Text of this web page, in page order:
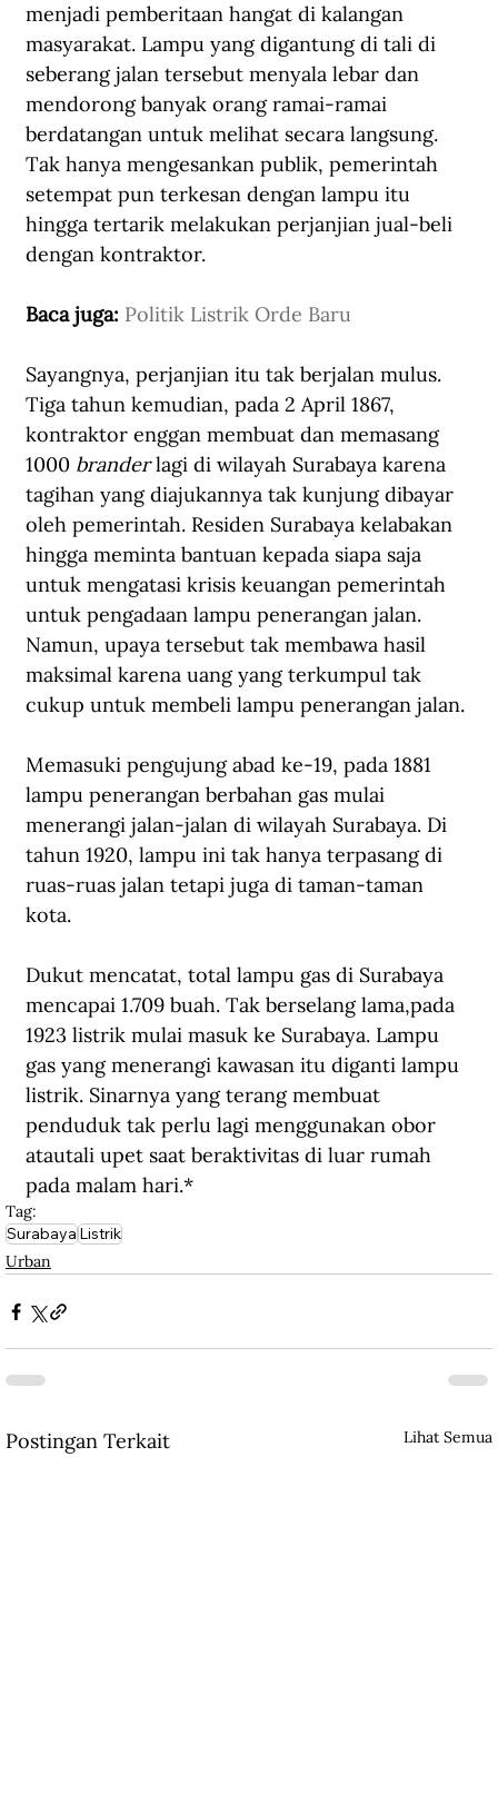
menjadi pemberitaan hangat di kalangan
masyarakat. Lampu yang digantung di tali di
seberang jalan tersebut menyala lebar dan
mendorong banyak orang ramai-ramai
berdatangan untuk melihat secara langsung.
Tak hanya mengesankan publik, pemerintah
setempat pun terkesan dengan lampu itu
hingga tertarik melakukan perjanjian jual-beli
dengan kontraktor.
Baca juga: Politik Listrik Orde Baru
Sayangnya, perjanjian itu tak berjalan mulus.
Tiga tahun kemudian, pada 2 April 1867,
kontraktor enggan membuat dan memasang
1000 brander lagi di wilayah Surabaya karena
tagihan yang diajukannya tak kunjung dibayar
oleh pemerintah. Residen Surabaya kelabakan
hingga meminta bantuan kepada siapa saja
untuk mengatasi krisis keuangan pemerintah
untuk pengadaan lampu penerangan jalan.
Namun, upaya tersebut tak membawa hasil
maksimal karena uang yang terkumpul tak
cukup untuk membeli lampu penerangan jalan.
Memasuki pengujung abad ke-19, pada 1881
lampu penerangan berbahan gas mulai
menerangi jalan-jalan di wilayah Surabaya. Di
tahun 1920, lampu ini tak hanya terpasang di
ruas-ruas jalan tetapi juga di taman-taman
kota.
Dukut mencatat, total lampu gas di Surabaya
mencapai 1.709 buah. Tak berselang lama,pada
1923 listrik mulai masuk ke Surabaya. Lampu
gas yang menerangi kawasan itu diganti lampu
listrik. Sinarnya yang terang membuat
penduduk tak perlu lagi menggunakan obor
atautali upet saat beraktivitas di luar rumah
pada malam hari.*
Tag:
SurabayaListrik
Urban
Postingan Terkait Lihat Semua